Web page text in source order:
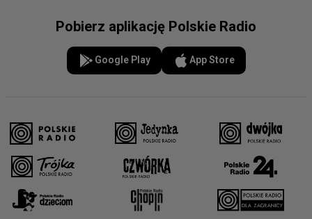
Pobierz aplikację Polskie Radio
Google Play App Store